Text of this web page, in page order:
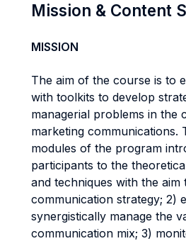
Mission & Content
MISSION
The aim of the course is to
with toolkits to develop
managerial problems in the
marketing communications.
modules of the program
participants to the
and techniques with the aim
communication strategy; 2)
synergistically manage the
communication mix; 3)